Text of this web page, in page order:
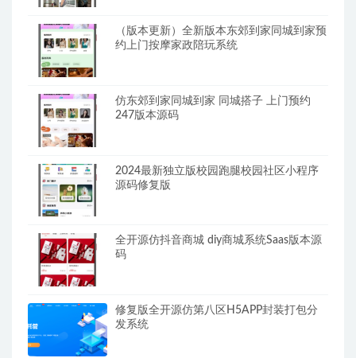
（版本更新）全新版本东郊到家同城到家预
约上门按摩家政陪玩系统
仿东郊到家同城到家 同城搭子 上门预约
247版本源码
2024最新独立版校园跑腿校园社区小程序
源码修复版
全开源仿抖音商城 diy商城系统Saas版本源
码
修复版全开源仿第八区H5APP封装打包分
发系统